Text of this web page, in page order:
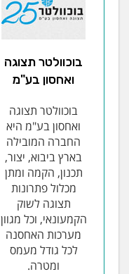
בוכוולטר תצוגה
ואחסון בע"מ
בוכוולטר תצוגה
ואחסון בע"מ היא
החברה המובילה
בארץ ביבוא, יצור,
תכנון, הקמה ומתן
מכלול פתרונות
תצוגה לשוק
הקמעונאי, וכל מגוון
מערכות האחסנה
לכל גודל מעמס
ומטרה.